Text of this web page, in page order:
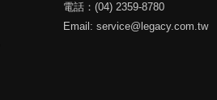
電話：(04) 2359-8780
Email: service@legacy.com.tw